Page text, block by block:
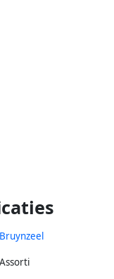
Bruynzeel
Assorti